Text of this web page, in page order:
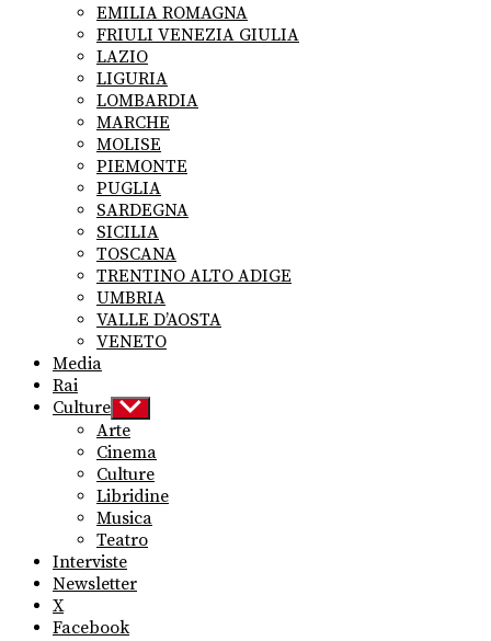
EMILIA ROMAGNA
FRIULI VENEZIA GIULIA
LAZIO
LIGURIA
LOMBARDIA
MARCHE
MOLISE
PIEMONTE
PUGLIA
SARDEGNA
SICILIA
TOSCANA
TRENTINO ALTO ADIGE
UMBRIA
VALLE D’AOSTA
VENETO
Media
Rai
Culture Show
sub
menu
Arte
Cinema
Culture
Libridine
Musica
Teatro
Interviste
Newsletter
X
Facebook